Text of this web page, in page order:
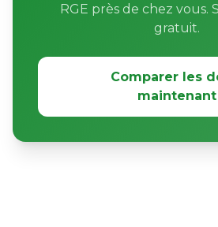
RGE près de chez vous.
gratuit.
Comparer les
maintenant